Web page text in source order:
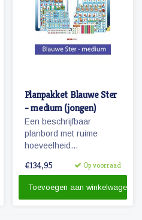
Planpakket Blauwe Ster
- medium (jongen)
Een beschrijfbaar
planbord met ruime
hoeveelheid
pictogrammen voor een
Herkenbaarheid van de
€134,95 Op voorraad
Toevoegen aan winkelwagen